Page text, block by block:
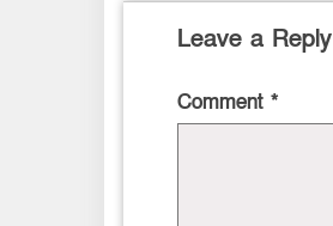
Leave a Reply
Comment *